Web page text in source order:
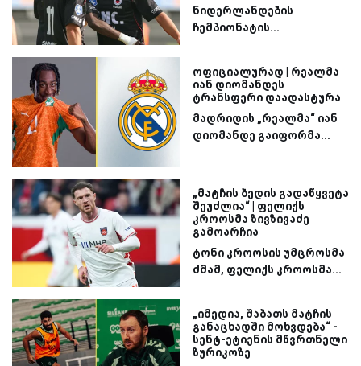
ნიდერლანდების
ჩემპიონატის...
ოფიციალურად | რეალმა
იან დიომანდეს
ტრანსფერი დაადასტურა
მადრიდის „რეალმა“ იან
დიომანდე გაიფორმა...
„მატჩის ბედის გადაწყვეტა
შეუძლია“ | ფელიქს
კროოსმა ზივზივაძე
გამოარჩია
ტონი კროოსის უმცროსმა
ძმამ, ფელიქს კროოსმა...
„იმედია, შაბათს მატჩის
განაცხადში მოხვდება“ -
სენტ-ეტიენის მწვრთნელი
ზურიკოზე